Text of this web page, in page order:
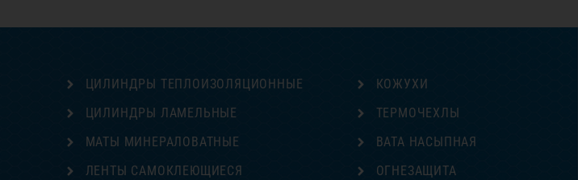
ЦИЛИНДРЫ ТЕПЛОИЗОЛЯЦИОННЫЕ
ЦИЛИНДРЫ ЛАМЕЛЬНЫЕ
МАТЫ МИНЕРАЛОВАТНЫЕ
ЛЕНТЫ САМОКЛЕЮЩИЕСЯ
КОЖУХИ
ТЕРМОЧЕХЛЫ
ВАТА НАСЫПНАЯ
ОГНЕЗАЩИТА